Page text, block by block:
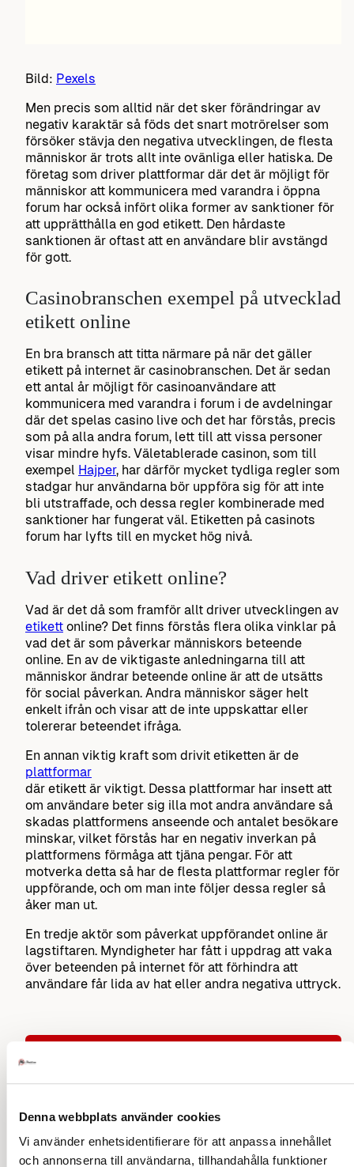
Denna webbplats använder cookies
Vi använder enhetsidentifierare för att anpassa innehållet
och annonserna till användarna, tillhandahålla funktioner
Underhållning 1
Bild: Pexels
Men precis som alltid när det sker förändringar av
negativ karaktär så föds det snart motrörelser som
försöker stävja den negativa utvecklingen, de flesta
människor är trots allt inte ovänliga eller hatiska. De
företag som driver plattformar där det är möjligt för
människor att kommunicera med varandra i öppna
forum har också infört olika former av sanktioner för
att upprätthålla en god etikett. Den hårdaste
sanktionen är oftast att en användare blir avstängd
för gott.
Casinobranschen exempel på utvecklad
etikett online
En bra bransch att titta närmare på när det gäller
etikett på internet är casinobranschen. Det är sedan
ett antal år möjligt för casinoanvändare att
kommunicera med varandra i forum i de avdelningar
där det spelas casino live och det har förstås, precis
som på alla andra forum, lett till att vissa personer
visar mindre hyfs. Väletablerade casinon, som till
exempel Hajper, har därför mycket tydliga regler som
stadgar hur användarna bör uppföra sig för att inte
bli utstraffade, och dessa regler kombinerade med
sanktioner har fungerat väl. Etiketten på casinots
forum har lyfts till en mycket hög nivå.
Vad driver etikett online?
Vad är det då som framför allt driver utvecklingen av
etikett online? Det finns förstås flera olika vinklar på
vad det är som påverkar människors beteende
online. En av de viktigaste anledningarna till att
människor ändrar beteende online är att de utsätts
för social påverkan. Andra människor säger helt
enkelt ifrån och visar att de inte uppskattar eller
tolererar beteendet ifråga.
En annan viktig kraft som drivit etiketten är de
plattformar
där etikett är viktigt. Dessa plattformar har insett att
om användare beter sig illa mot andra användare så
skadas plattformens anseende och antalet besökare
minskar, vilket förstås har en negativ inverkan på
plattformens förmåga att tjäna pengar. För att
motverka detta så har de flesta plattformar regler för
uppförande, och om man inte följer dessa regler så
åker man ut.
En tredje aktör som påverkat uppförandet online är
lagstiftaren. Myndigheter har fått i uppdrag att vaka
över beteenden på internet för att förhindra att
användare får lida av hat eller andra negativa uttryck.